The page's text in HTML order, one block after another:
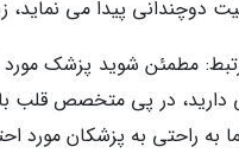
دوچندانی پیدا می
مطمئن شوید پزشک مورد
دارید، در پی متخصص قلب
به راحتی به پزشکان مورد